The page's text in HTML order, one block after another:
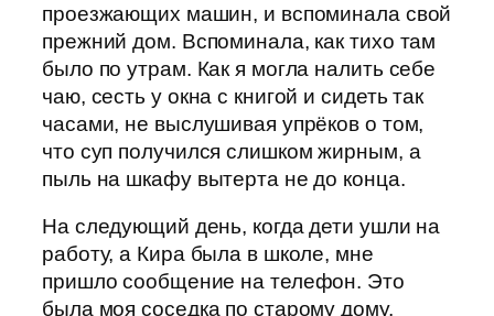
проезжающих машин, и вспоминала свой
прежний дом. Вспоминала, как тихо там
было по утрам. Как я могла налить себе
чаю, сесть у окна с книгой и сидеть так
часами, не выслушивая упрёков о том,
что суп получился слишком жирным, а
пыль на шкафу вытерта не до конца.
На следующий день, когда дети ушли на
работу, а Кира была в школе, мне
пришло сообщение на телефон. Это
была моя соседка по старому дому,